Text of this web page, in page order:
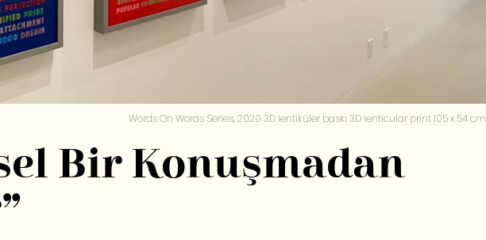
Words On Words Series, 2020 3D lentiküler baskı 3D lenticular print 105 x 54 cm
Bir Konuşmadan